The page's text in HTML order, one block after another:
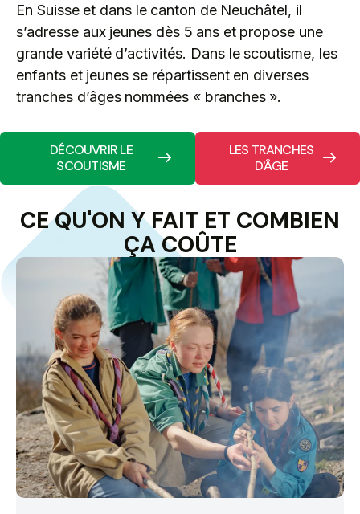
En Suisse et dans le canton de Neuchâtel, il
s’adresse aux jeunes dès 5 ans et propose une
grande variété d’activités. Dans le scoutisme, les
enfants et jeunes se répartissent en diverses
tranches d’âges nommées « branches ».
DÉCOUVRIR LE
SCOUTISME
LES TRANCHES
D'ÂGE
CE QU'ON YFAIT ET COMBIEN
ÇACOÛTE